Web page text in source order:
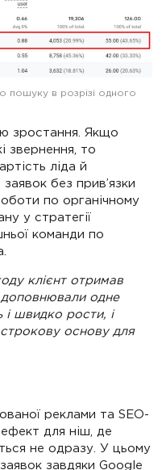
пошуку в розрізі одного
зростання. Якщо
звернення, то
ліда й
без прив’язки
по органічному
у стратегії
команди по
клієнт отримав
одне
швидко рости, і
основу для
реклами та SEO-
для ніш, де
не одразу. У цьому
завдяки Google